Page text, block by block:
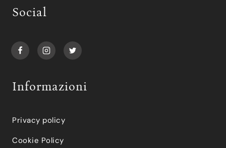
Social
Informazioni
Privacy policy
Cookie Policy